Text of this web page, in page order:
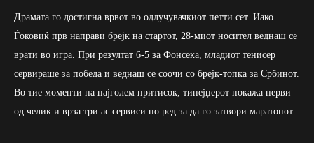
Драмата го достигна врвот во одлучувачкиот петти сет. Иако
Ѓоковиќ прв направи брејк на стартот, 28-миот носител веднаш се
врати во игра. При резултат 6-5 за Фонсека, младиот тенисер
сервираше за победа и веднаш се соочи со брејк-топка за Србинот.
Во тие моменти на најголем притисок, тинејџерот покажа нерви
од челик и врза три ас сервиси по ред за да го затвори маратонот.